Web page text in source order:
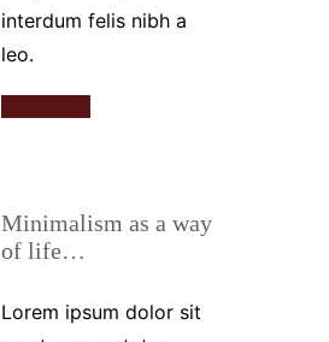
interdum felis nibh a
leo.
Minimalism as a way
of life…
Lorem ipsum dolor sit